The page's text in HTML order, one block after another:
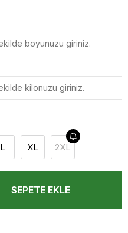
L XL 2XL